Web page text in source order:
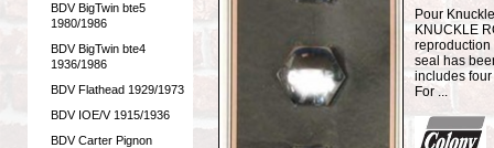
BDV BigTwin bte5
1980/1986
BDV BigTwin bte4
1936/1986
BDV Flathead 1929/1973
BDV IOE/V 1915/1936
BDV Carter Pignon
Pour
KNUCKLE
reproduction
seal has
includes
For ...